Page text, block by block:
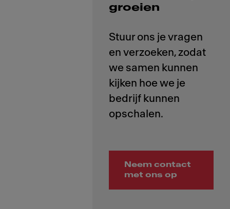
groeien
Stuur ons je vragen
en verzoeken, zodat
we samen kunnen
kijken hoe we je
bedrijf kunnen
Neem contact
met ons op